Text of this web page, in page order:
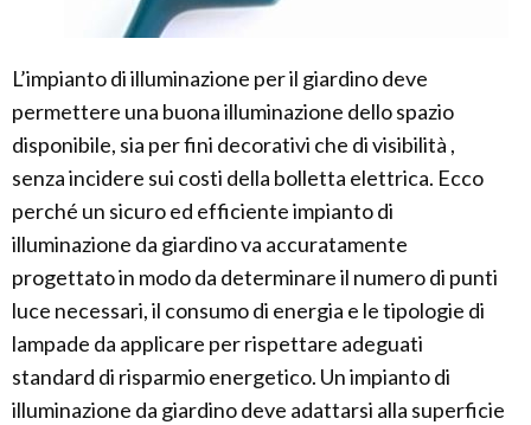
L’impianto di illuminazione per il giardino deve
permettere una buona illuminazione dello spazio
disponibile, sia per fini decorativi che di visibilità ,
senza incidere sui costi della bolletta elettrica. Ecco
perché un sicuro ed efficiente impianto di
illuminazione da giardino va accuratamente
progettato in modo da determinare il numero di punti
luce necessari, il consumo di energia e le tipologie di
lampade da applicare per rispettare adeguati
standard di risparmio energetico. Un impianto di
illuminazione da giardino deve adattarsi alla superficie